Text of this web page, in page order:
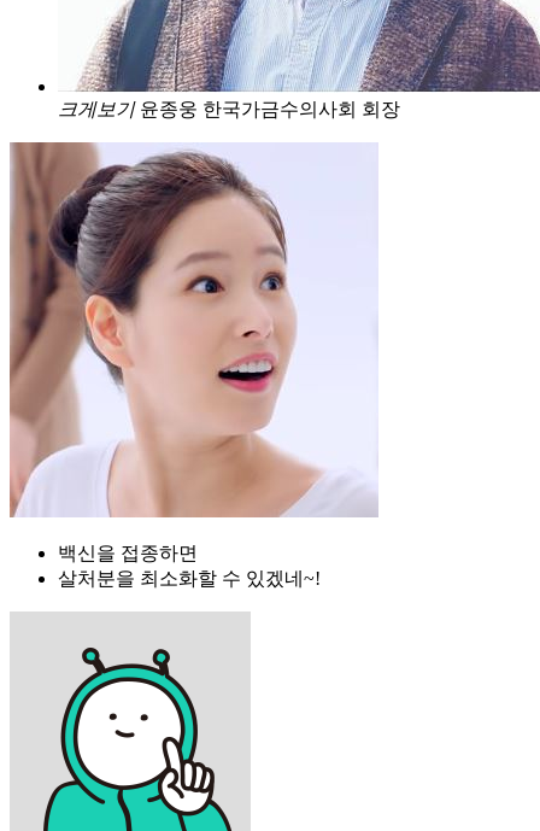
크게보기 윤종웅 한국가금수의사회 회장
백신을 접종하면
살처분을 최소화할 수 있겠네~!